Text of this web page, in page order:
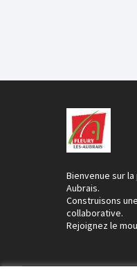
Bienvenue sur
Aubrais.
Construisons
collaborative.
Rejoignez le